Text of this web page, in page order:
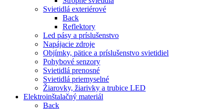
Svietidlá exteriérové
Back
Reflektory
Led pásy a príslušenstvo
Napájacie zdroje
Objímky, pätice a príslušenstvo svietidiel
Pohybové senzory
Svietidlá prenosné
Svietidlá priemyselné
Žiarovky, žiarivky a trubice LED
Elektroinštalačný materiál
Back